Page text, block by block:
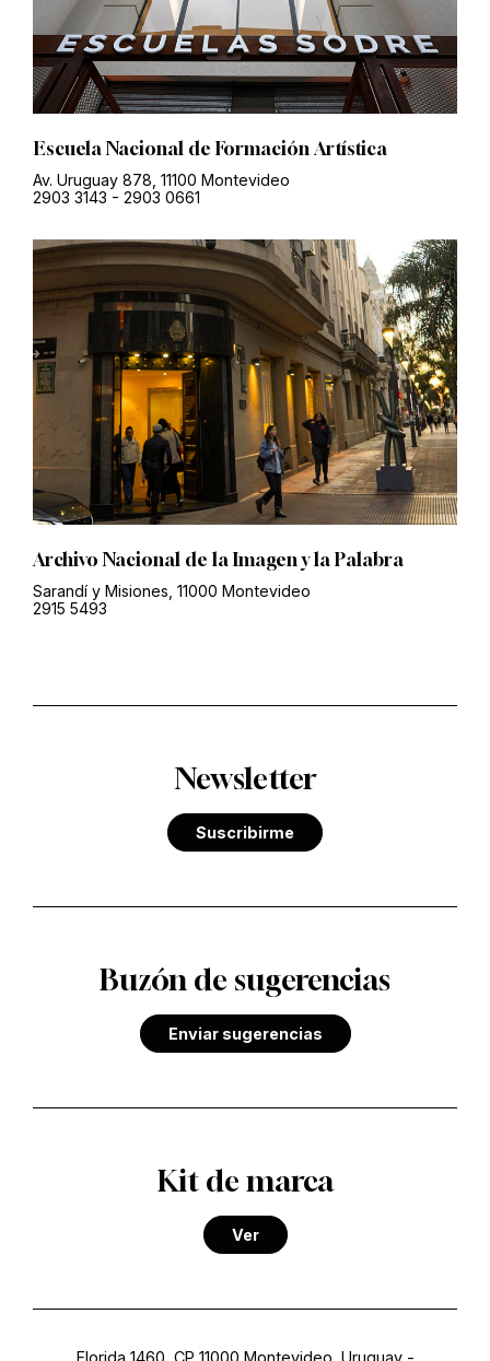
Escuela Nacional de Formación Artística
Av. Uruguay 878, 11100 Montevideo
2903 3143 - 2903 0661
Archivo Nacional de la Imagen y la Palabra
Sarandí y Misiones, 11000 Montevideo
2915 5493
Newsletter
Suscribirme
Buzón de sugerencias
Enviar sugerencias
Kit de marca
Ver
Florida 1460, CP 11000 Montevideo, Uruguay-